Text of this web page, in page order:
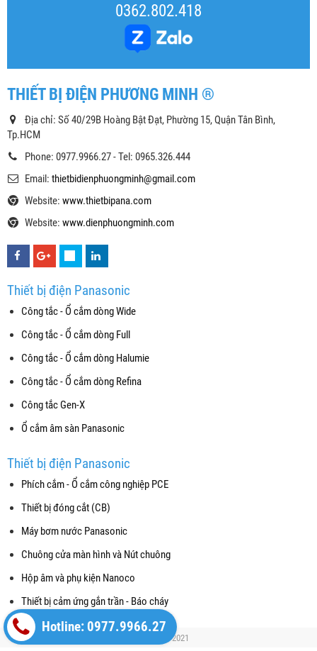
0362.802.418
THIẾT BỊ ĐIỆN PHƯƠNG MINH ®
Địa chỉ: Số 40/29B Hoàng Bật Đạt, Phường 15, Quận Tân Bình,
Tp.HCM
Phone: 0977.9966.27 - Tel: 0965.326.444
Email: thietbidienphuongminh@gmail.com
Website: www.thietbipana.com
Website: www.dienphuongminh.com
Thiết bị điện Panasonic
Công tắc - Ổ cắm dòng Wide
Công tắc - Ổ cắm dòng Full
Công tắc - Ổ cắm dòng Halumie
Công tắc - Ổ cắm dòng Refina
Công tắc Gen-X
Ổ cắm âm sàn Panasonic
Thiết bị điện Panasonic
Phích cắm - Ổ cắm công nghiệp PCE
Thiết bị đóng cắt (CB)
Máy bơm nước Panasonic
Chuông cửa màn hình và Nút chuông
Hộp âm và phụ kiện Nanoco
Thiết bị cảm ứng gắn trần - Báo cháy
Copyright© 2021
Hotline: 0977.9966.27